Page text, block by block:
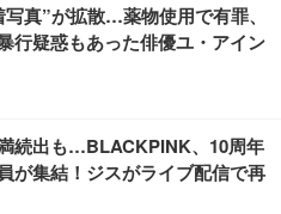
真”が拡散…薬物使用で有罪、
行疑惑もあった俳優ユ・アイン
続出も…BLACKPINK、10周年
が集結！ジスがライブ配信で再